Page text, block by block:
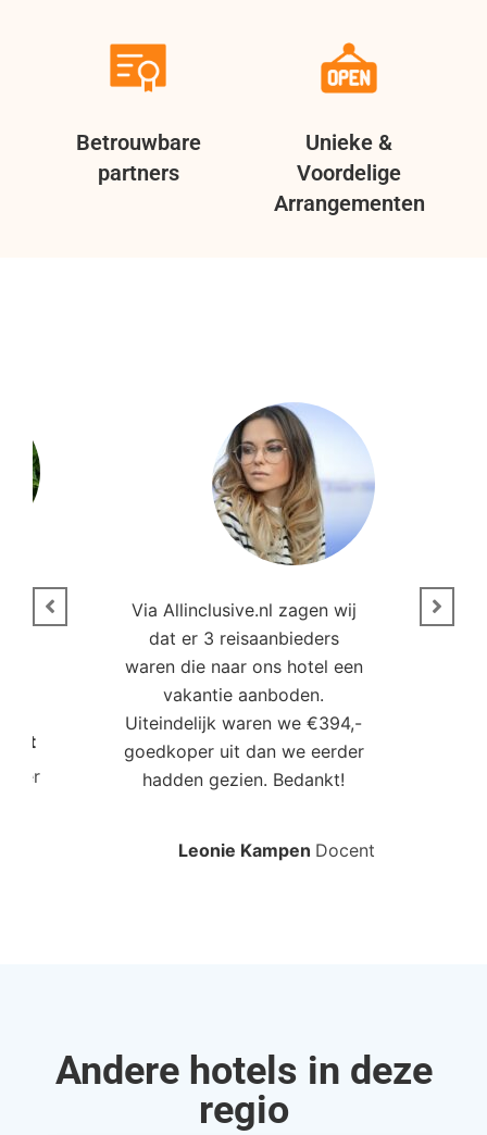
Betrouwbare
partners
Unieke &
Voordelige
Arrangementen
Via Allinclusive.nl zagen wij
dat er 3 reisaanbieders
waren die naar ons hotel een
vakantie aanboden.
Uiteindelijk waren we €394,-
goedkoper uit dan we eerder
hadden gezien. Bedankt!
Leonie Kampen Docent
Andere hotels in deze
regio